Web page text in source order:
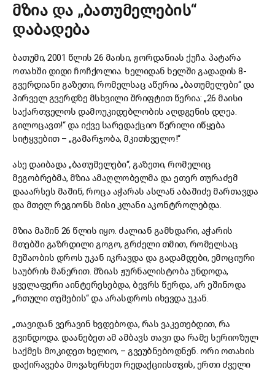
მზია და „ბათუმელების“
დაბადება
ბათუმი, 2001 წლის 26 მაისი, ჟორდანიას ქუჩა. პატარა
ოთახში დიდი ჩოჩქოლია. ხელიდან ხელში გადადის 8-
გვერდიანი გაზეთი, რომელსაც აწერია „ბათუმელები“ და
პირველ გვერდზე მსხვილი შრიფტით წერია: „26 მაისი
საქართველოს დამოუკიდებლობის აღდგენის დღეა.
გილოცავთ!“ და იქვე სარედაქციო წერილი იწყება
სიტყვებით – „გამარჯობა, მკითხველო!“
ასე დაიბადა „ბათუმელები“, გაზეთი, რომელიც
მეგობრებმა, მზია ამაღლობელმა და ეთერ თურაძემ
დააარსეს მაშინ, როცა აჭარას ასლან აბაშიძე მართავდა
და მთელ რეგიონს მისი კლანი აკონტროლებდა.
მზია მაშინ 26 წლის იყო. ძალიან გამხდარი, აჭარის
მთებში გაზრდილი გოგო, გრძელი თმით, რომელსაც
მუშაობის დროს უკან იკრავდა და გადამდები, ემოციური
საუბრის მანერით. მზიას ჟურნალისტობა უნდოდა,
ყველაფერი აინტერესებდა, ბევრს წერდა, არ ეშინოდა
„რთული თემების“ და არასდროს იხევდა უკან.
„თავიდან ვერავინ ხვდებოდა, რას ვაკეთებდით, რა
გვინდოდა. დაანებეთ ამ ამბავს თავი და რამე სერიოზულ
საქმეს მოკიდეთ ხელიო, – გვეუბნებოდნენ. ორი ოთახის
დაქირავება მოვახერხეთ რედაქციისთვის, ერთი ძველი